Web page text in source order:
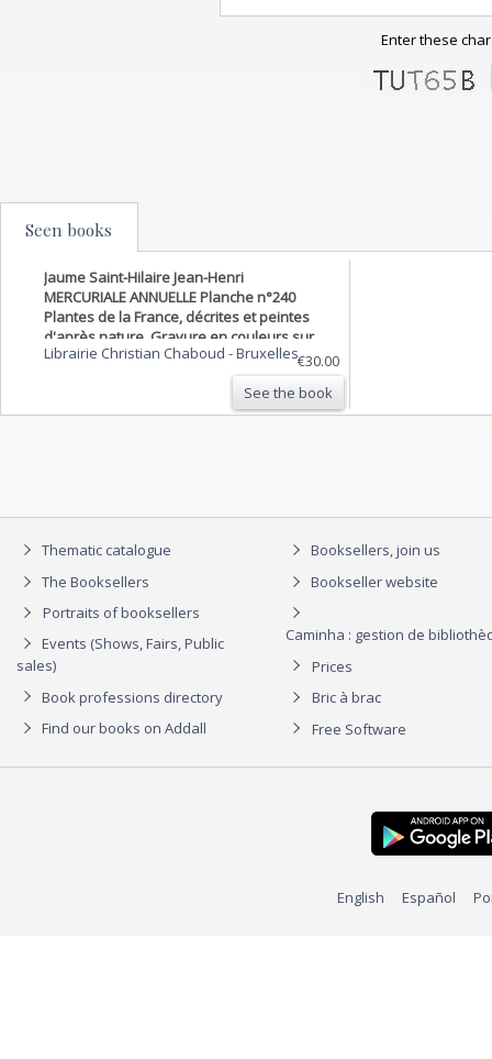
Enter these
Seen books
Jaume Saint-Hilaire Jean-Henri
MERCURIALE ANNUELLE Planche n°240
Plantes de la France, décrites et peintes
d'après nature. Gravure en couleurs sur
cuivre au format 21x27cm (BOTANIQUE)
Librairie Christian Chaboud -Bruxelles€30.00
See the book
Thematic catalogue
The Booksellers
Portraits of booksellers
Events (Shows, Fairs, Public
sales)
Book professions directory
Find our books on Addall
Booksellers, join us
Bookseller website
Caminha : gestion de
Prices
Bric à brac
Free Software
English Español